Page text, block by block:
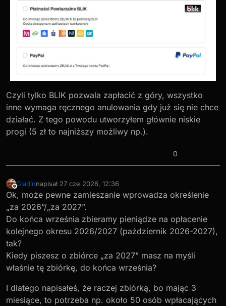
Czyli tylko BLIK pozwala zapłacić z góry, wszystko
inne wymaga ręcznego anulowania gdy już się nie chce
działać. Z tego powodu utworzyłem głównie niskie
progi (5 zł to najniższy możliwy np.).
0
Niedostępny
Gladinnapisał 27 cze 2026, 12:36
ostatnio edytowany przez
Ok, może pewne zamieszanie wprowadza określenie
„za 2026”/„za 2027”.
Do końca września zbieramy pieniądze na opłacenie
kolejnego okresu 2026/2027 (październik 2026-2027),
tak?
Kiedy piszesz o zbiórce „za 2027” masz na myśli
właśnie tę zbiórkę, do końca września?
I dlatego napisałeś, że raczej zbiórką, bo mając 3
miesiące, to potrzeba np. około 50 osób wpłacających